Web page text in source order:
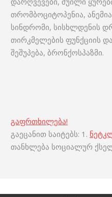
თრომბოციტოპენია,
სინდრომი, სისხლდენის
თირკმელების ფუნქციის
შეშუპება, ბრონქოსპაზმი.
გაფრთხილება!
გაეცანით საიტებს: 1.
თანხლება სოციალურ